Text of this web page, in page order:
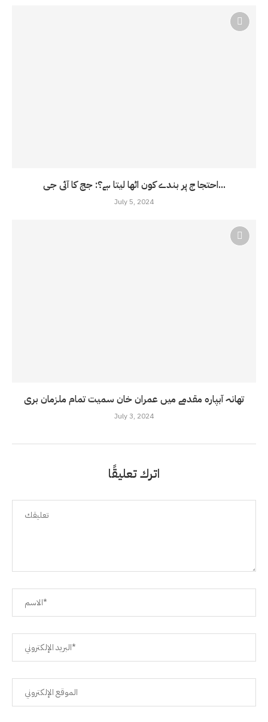
احتجا ج پر بندے کون اٹھا لیتا ہے؟: جج کا آئی جی...
July 5, 2024
تھانہ آبپارہ مقدمے میں عمران خان سمیت تمام ملزمان بری
July 3, 2024
اترك تعليقًا